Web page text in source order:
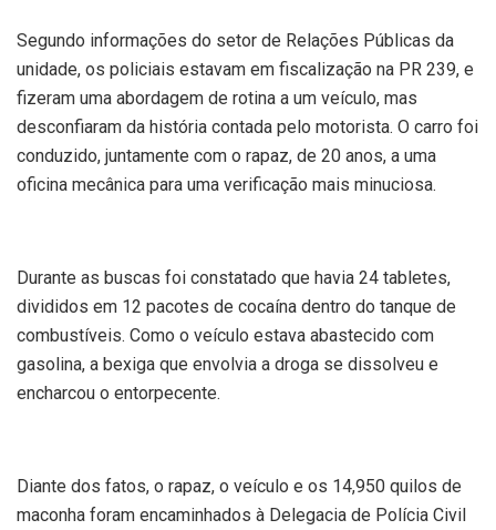
Segundo informações do setor de Relações Públicas da
unidade, os policiais estavam em fiscalização na PR 239, e
fizeram uma abordagem de rotina a um veículo, mas
desconfiaram da história contada pelo motorista. O carro foi
conduzido, juntamente com o rapaz, de 20 anos, a uma
oficina mecânica para uma verificação mais minuciosa.
Durante as buscas foi constatado que havia 24 tabletes,
divididos em 12 pacotes de cocaína dentro do tanque de
combustíveis. Como o veículo estava abastecido com
gasolina, a bexiga que envolvia a droga se dissolveu e
encharcou o entorpecente.
Diante dos fatos, o rapaz, o veículo e os 14,950 quilos de
maconha foram encaminhados à Delegacia de Polícia Civil